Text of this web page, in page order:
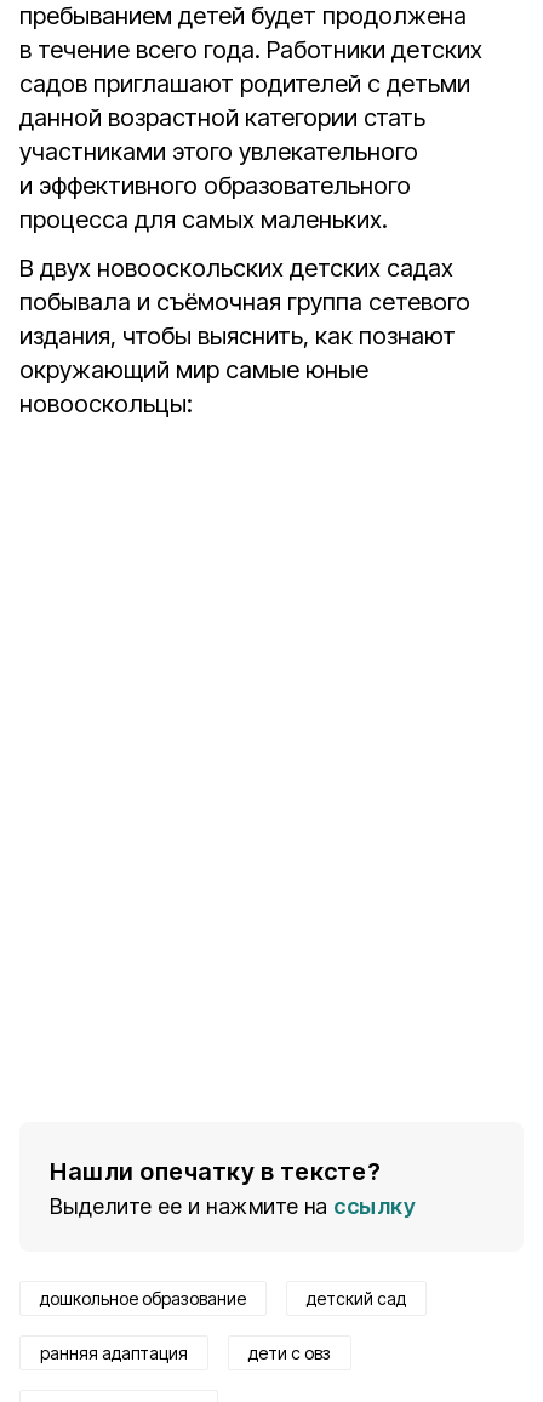
пребыванием детей будет продолжена
в течение всего года. Работники детских
садов приглашают родителей с детьми
данной возрастной категории стать
участниками этого увлекательного
и эффективного образовательного
процесса для самых маленьких.
В двух новооскольских детских садах
побывала и съёмочная группа сетевого
издания, чтобы выяснить, как познают
окружающий мир самые юные
новооскольцы:
Нашли опечатку в тексте?
Выделите ее и нажмите на ссылку
дошкольное образование детский сад
ранняя адаптация дети с овз